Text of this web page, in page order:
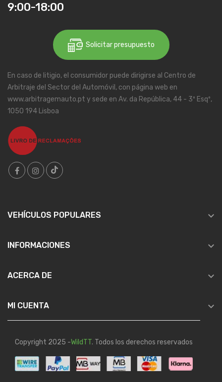
9:00-18:00
Solicitar presupuesto
En caso de litigio, el consumidor puede dirigirse al Centro de
Arbitraje del Sector del Automóvil, con página web en
www.arbitragemauto.pt y sede en Av. da República, 44 - 3º Esqº,
1050 194 Lisboa
VEHÍCULOS POPULARES 
INFORMACIONES 
ACERCA DE 
MI CUENTA 
Copyright 2025 -WildTT. Todos los derechos reservados